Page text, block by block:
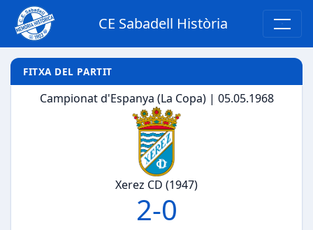
CE Sabadell Història
FITXA DEL PARTIT
Campionat d'Espanya (La Copa) | 05.05.1968
Xerez CD (1947)
2-0